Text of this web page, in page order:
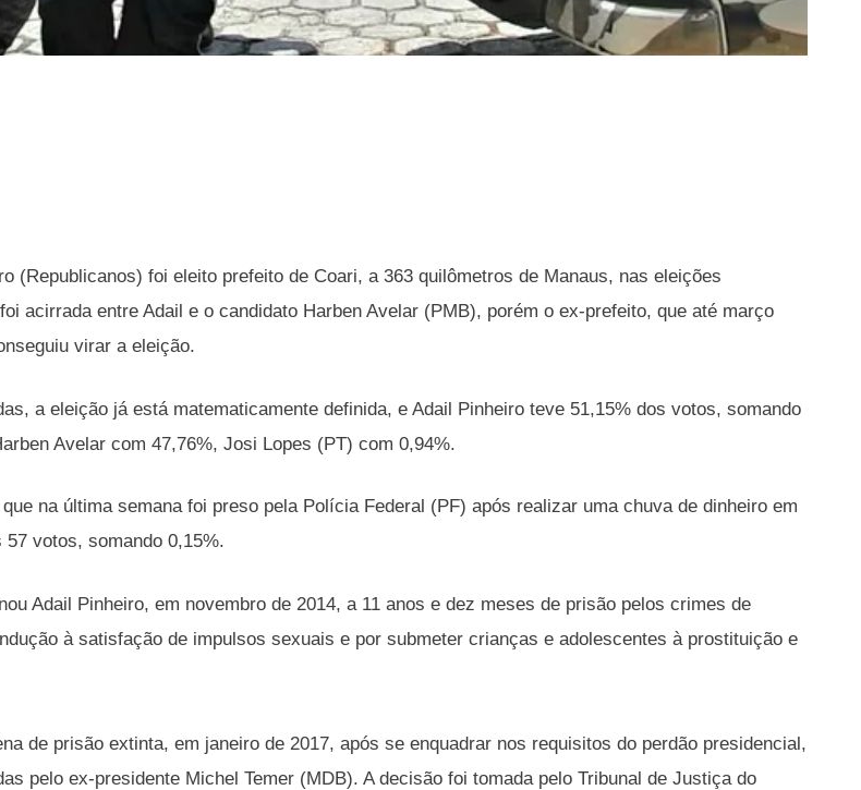
(Republicanos) foi eleito prefeito de Coari, a 363 quilômetros de Manaus, nas eleições
acirrada entre Adail e o candidato Harben Avelar (PMB), porém o ex-prefeito, que até março
virar a eleição.
a eleição já está matematicamente definida, e Adail Pinheiro teve 51,15% dos votos, somando
Avelar com 47,76%, Josi Lopes (PT) com 0,94%.
na última semana foi preso pela Polícia Federal (PF) após realizar uma chuva de dinheiro em
votos, somando 0,15%.
Adail Pinheiro, em novembro de 2014, a 11 anos e dez meses de prisão pelos crimes de
à satisfação de impulsos sexuais e por submeter crianças e adolescentes à prostituição e
de prisão extinta, em janeiro de 2017, após se enquadrar nos requisitos do perdão presidencial,
pelo ex-presidente Michel Temer (MDB). A decisão foi tomada pelo Tribunal de Justiça do